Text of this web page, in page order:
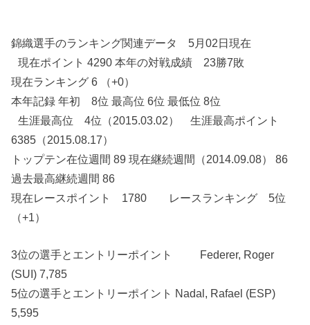
錦織選手のランキング関連データ 5月02日現在
現在ポイント 4290 本年の対戦成績 23勝7敗
現在ランキング 6 （+0）
本年記録 年初 8位 最高位 6位 最低位 8位
生涯最高位 4位（2015.03.02） 生涯最高ポイント
6385（2015.08.17）
トップテン在位週間 89 現在継続週間（2014.09.08） 86
過去最高継続週間 86
現在レースポイント 1780 レースランキング 5位
（+1）
3位の選手とエントリーポイント Federer, Roger
(SUI) 7,785
5位の選手とエントリーポイント Nadal, Rafael (ESP)
5,595